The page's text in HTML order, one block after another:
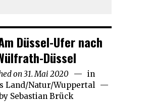
Düssel-Ufer nach
Düssel
on31. Mai 2020 26.
August
2020
in
Land/Natur/Wuppertal
Sebastian Brück